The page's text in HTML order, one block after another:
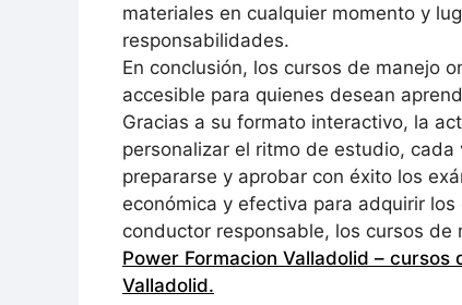
materiales en cualquier momento y
responsabilidades.
En conclusión, los cursos de manejo
accesible para quienes desean
Gracias a su formato interactivo, la
personalizar el ritmo de estudio,
prepararse y aprobar con éxito los
económica y efectiva para adquirir
conductor responsable, los cursos de
Power Formacion Valladolid –
Valladolid.